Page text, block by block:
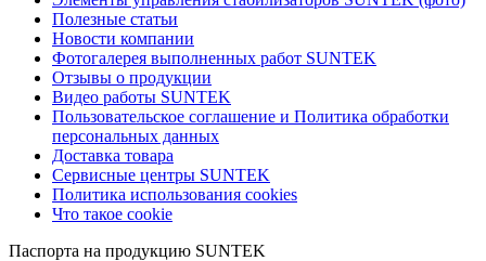
Полезные статьи
Новости компании
Фотогалерея выполненных работ SUNTEK
Отзывы о продукции
Видео работы SUNTEK
Пользовательское соглашение и Политика обработки
персональных данных
Доставка товара
Сервисные центры SUNTEK
Политика использования cookies
Что такое cookie
Паспорта на продукцию SUNTEK